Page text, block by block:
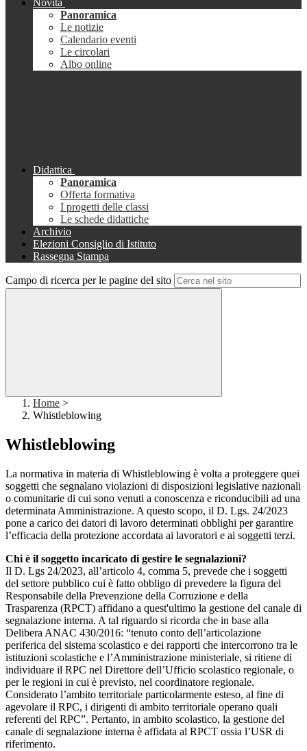
Novità
Panoramica
Le notizie
Calendario eventi
Le circolari
Albo online
Didattica
Panoramica
Offerta formativa
I progetti delle classi
Le schede didattiche
Archivio
Elezioni Consiglio di Istituto
Rassegna Stampa
Campo di ricerca per le pagine del sito
Home >
Whistleblowing
Whistleblowing
La normativa in materia di Whistleblowing è volta a proteggere quei
soggetti che segnalano violazioni di disposizioni legislative nazionali
o comunitarie di cui sono venuti a conoscenza e riconducibili ad una
determinata Amministrazione. A questo scopo, il D. Lgs. 24/2023
pone a carico dei datori di lavoro determinati obblighi per garantire
l’efficacia della protezione accordata ai lavoratori e ai soggetti terzi.
Chi è il soggetto incaricato di gestire le segnalazioni?
Il D. Lgs 24/2023, all’articolo 4, comma 5, prevede che i soggetti
del settore pubblico cui è fatto obbligo di prevedere la figura del
Responsabile della Prevenzione della Corruzione e della
Trasparenza (RPCT) affidano a quest'ultimo la gestione del canale di
segnalazione interna. A tal riguardo si ricorda che in base alla
Delibera ANAC 430/2016: “tenuto conto dell’articolazione
periferica del sistema scolastico e dei rapporti che intercorrono tra le
istituzioni scolastiche e l’Amministrazione ministeriale, si ritiene di
individuare il RPC nel Direttore dell’Ufficio scolastico regionale, o
per le regioni in cui è previsto, nel coordinatore regionale.
Considerato l’ambito territoriale particolarmente esteso, al fine di
agevolare il RPC, i dirigenti di ambito territoriale operano quali
referenti del RPC”. Pertanto, in ambito scolastico, la gestione del
canale di segnalazione interna è affidata al RPCT ossia l’USR di
riferimento.